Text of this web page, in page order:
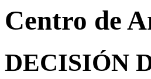
Centro de
DECISIÓN